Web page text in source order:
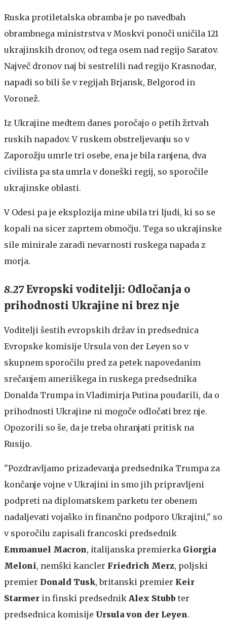
Ruska protiletalska obramba je po navedbah
obrambnega ministrstva v Moskvi ponoči uničila 121
ukrajinskih dronov, od tega osem nad regijo Saratov.
Največ dronov naj bi sestrelili nad regijo Krasnodar,
napadi so bili še v regijah Brjansk, Belgorod in
Voronež.
Iz Ukrajine medtem danes poročajo o petih žrtvah
ruskih napadov. V ruskem obstreljevanju so v
Zaporožju umrle tri osebe, ena je bila ranjena, dva
civilista pa sta umrla v doneški regij, so sporočile
ukrajinske oblasti.
V Odesi pa je eksplozija mine ubila tri ljudi, ki so se
kopali na sicer zaprtem območju. Tega so ukrajinske
sile minirale zaradi nevarnosti ruskega napada z
morja.
8.27Evropski voditelji: Odločanja o
prihodnosti Ukrajine ni brez nje
Voditelji šestih evropskih držav in predsednica
Evropske komisije Ursula von der Leyen so v
skupnem sporočilu pred za petek napovedanim
srečanjem ameriškega in ruskega predsednika
Donalda Trumpa in Vladimirja Putina poudarili, da o
prihodnosti Ukrajine ni mogoče odločati brez nje.
Opozorili so še, da je treba ohranjati pritisk na
Rusijo.
"Pozdravljamo prizadevanja predsednika Trumpa za
končanje vojne v Ukrajini in smo jih pripravljeni
podpreti na diplomatskem parketu ter obenem
nadaljevati vojaško in finančno podporo Ukrajini," so
v sporočilu zapisali francoski predsednik
Emmanuel Macron, italijanska premierka Giorgia
Meloni, nemški kancler Friedrich Merz, poljski
premier Donald Tusk, britanski premier Keir
Starmer in finski predsednik Alex Stubb ter
predsednica komisije Ursula von der Leyen.